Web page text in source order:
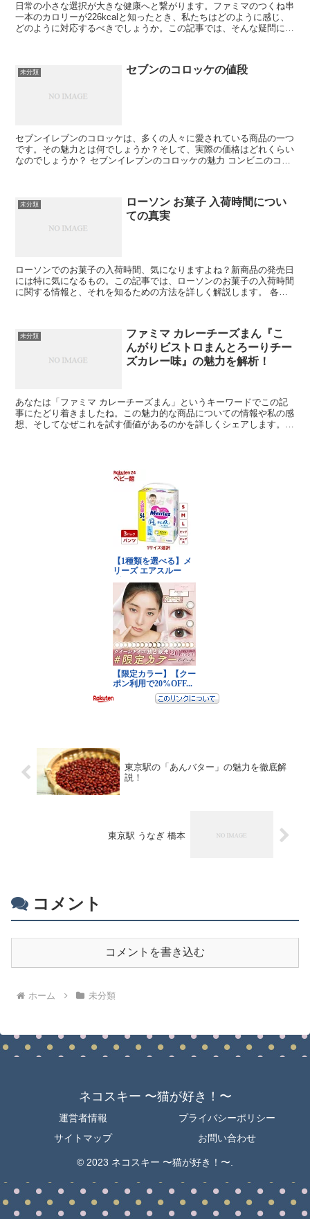
日常の小さな選択が大きな健康へと繋がります。ファミマのつくね串
一本のカロリーが226kcalと知ったとき、私たちはどのように感じ、
どのように対応するべきでしょうか。この記事では、そんな疑問に答
未分類 セブンのコロッケの値段
セブンイレブンのコロッケは、多くの人々に愛されている商品の一つ
です。その魅力とは何でしょうか？そして、実際の価格はどれくらい
なのでしょうか？ セブンイレブンのコロッケの魅力 コンビニのコロ
未分類
ローソン お菓子 入荷時間につい
ての真実
ローソンでのお菓子の入荷時間、気になりますよね？新商品の発売日
には特に気になるもの。この記事では、ローソンのお菓子の入荷時間
に関する情報と、それを知るための方法を詳しく解説します。 各店
未分類
ファミマ カレーチーズまん『こ
んがりビストロまんとろーりチー
ズカレー味』の魅力を解析！
あなたは「ファミマ カレーチーズまん」というキーワードでこの記
事にたどり着きましたね。この魅力的な商品についての情報や私の感
想、そしてなぜこれを試す価値があるのかを詳しくシェアします。
東京駅の「あんバター」の魅力を徹底解
説！
東京駅 うなぎ 橋本
コメント
コメントを書き込む
ホーム 未分類
ネコスキー 〜猫が好き！〜
運営者情報
プライバシーポリシー
サイトマップ
お問い合わせ
© 2023 ネコスキー 〜猫が好き！〜.